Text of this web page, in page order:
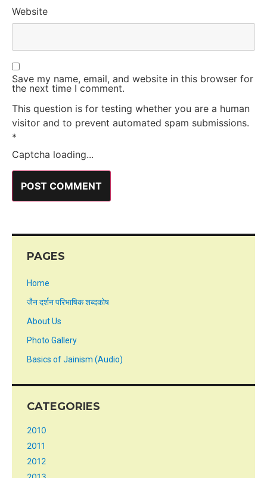
Website
Save my name, email, and website in this browser for
the next time I comment.
This question is for testing whether you are a human
visitor and to prevent automated spam submissions.
*
Captcha loading...
PAGES
Home
जैन दर्शन परिभाषिक शब्दकोष
About Us
Photo Gallery
Basics of Jainism (Audio)
CATEGORIES
2010
2011
2012